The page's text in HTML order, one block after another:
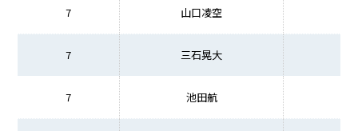
7 山口凌空
7 三石晃大
7 池田航